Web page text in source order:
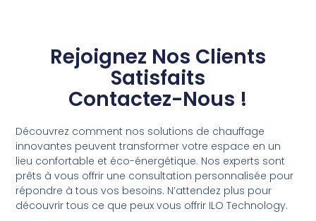
Rejoignez Nos Clients
Satisfaits
Contactez-Nous !
Découvrez comment nos solutions de chauffage
innovantes peuvent transformer votre espace en un
lieu confortable et éco-énergétique. Nos experts sont
prêts à vous offrir une consultation personnalisée pour
répondre à tous vos besoins. N’attendez plus pour
découvrir tous ce que peux vous offrir ILO Technology.